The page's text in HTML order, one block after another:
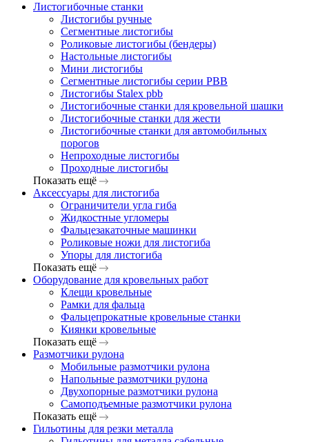
Листогибочные станки
Листогибы ручные
Сегментные листогибы
Роликовые листогибы (бендеры)
Настольные листогибы
Мини листогибы
Сегментные листогибы серии PBB
Листогибы Stalex pbb
Листогибочные станки для кровельной шашки
Листогибочные станки для жести
Листогибочные станки для автомобильных
порогов
Непроходные листогибы
Проходные листогибы
Показать ещё
Аксессуары для листогиба
Ограничители угла гиба
Жидкостные угломеры
Фальцезакаточные машинки
Роликовые ножи для листогиба
Упоры для листогиба
Показать ещё
Оборудование для кровельных работ
Клещи кровельные
Рамки для фальца
Фальцепрокатные кровельные станки
Киянки кровельные
Показать ещё
Размотчики рулона
Мобильные размотчики рулона
Напольные размотчики рулона
Двухопорные размотчики рулона
Самоподъемные размотчики рулона
Показать ещё
Гильотины для резки металла